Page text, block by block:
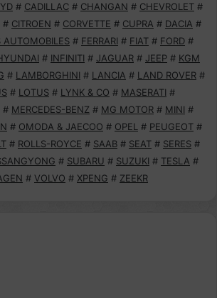
# CADILLAC # CHANGAN # CHEVROLET #
# CITROEN # CORVETTE # CUPRA # DACIA #
AUTOMOBILES # FERRARI # FIAT # FORD #
# INFINITI # JAGUAR # JEEP # KGM
# LAMBORGHINI # LANCIA # LAND ROVER #
# LOTUS # LYNK & CO # MASERATI #
# MERCEDES-BENZ # MG MOTOR # MINI #
# OMODA & JAECOO # OPEL # PEUGEOT #
# ROLLS-ROYCE # SAAB # SEAT # SERES #
# SUBARU # SUZUKI # TESLA #
# VOLVO # XPENG # ZEEKR